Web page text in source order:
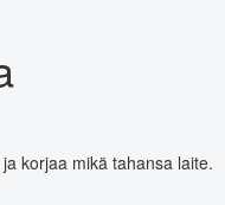
korjaa mikä tahansa laite.